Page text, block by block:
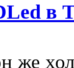
в
же